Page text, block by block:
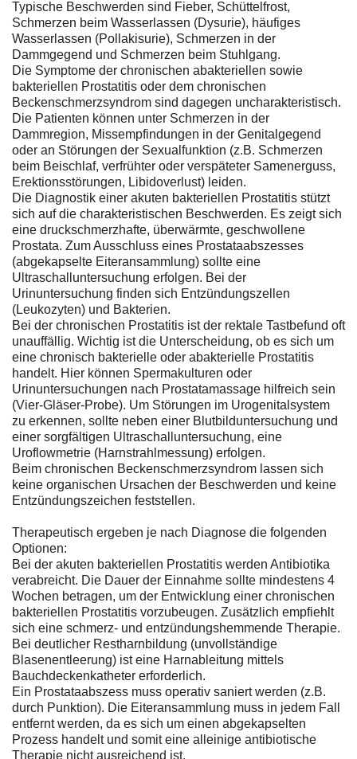
Typische Beschwerden sind Fieber, Schüttelfrost,
Schmerzen beim Wasserlassen (Dysurie), häufiges
Wasserlassen (Pollakisurie), Schmerzen in der
Dammgegend und Schmerzen beim Stuhlgang.
Die Symptome der chronischen abakteriellen sowie
bakteriellen Prostatitis oder dem chronischen
Beckenschmerzsyndrom sind dagegen uncharakteristisch.
Die Patienten können unter Schmerzen in der
Dammregion, Missempfindungen in der Genitalgegend
oder an Störungen der Sexualfunktion (z.B. Schmerzen
beim Beischlaf, verfrühter oder verspäteter Samenerguss,
Erektionsstörungen, Libidoverlust) leiden.
Die Diagnostik einer akuten bakteriellen Prostatitis stützt
sich auf die charakteristischen Beschwerden. Es zeigt sich
eine druckschmerzhafte, überwärmte, geschwollene
Prostata. Zum Ausschluss eines Prostataabszesses
(abgekapselte Eiteransammlung) sollte eine
Ultraschalluntersuchung erfolgen. Bei der
Urinuntersuchung finden sich Entzündungszellen
(Leukozyten) und Bakterien.
Bei der chronischen Prostatitis ist der rektale Tastbefund oft
unauffällig. Wichtig ist die Unterscheidung, ob es sich um
eine chronisch bakterielle oder abakterielle Prostatitis
handelt. Hier können Spermakulturen oder
Urinuntersuchungen nach Prostatamassage hilfreich sein
(Vier-Gläser-Probe). Um Störungen im Urogenitalsystem
zu erkennen, sollte neben einer Blutbilduntersuchung und
einer sorgfältigen Ultraschalluntersuchung, eine
Uroflowmetrie (Harnstrahlmessung) erfolgen.
Beim chronischen Beckenschmerzsyndrom lassen sich
keine organischen Ursachen der Beschwerden und keine
Entzündungszeichen feststellen.
Therapeutisch ergeben je nach Diagnose die folgenden
Optionen:
Bei der akuten bakteriellen Prostatitis werden Antibiotika
verabreicht. Die Dauer der Einnahme sollte mindestens 4
Wochen betragen, um der Entwicklung einer chronischen
bakteriellen Prostatitis vorzubeugen. Zusätzlich empfiehlt
sich eine schmerz- und entzündungshemmende Therapie.
Bei deutlicher Restharnbildung (unvollständige
Blasenentleerung) ist eine Harnableitung mittels
Bauchdeckenkatheter erforderlich.
Ein Prostataabszess muss operativ saniert werden (z.B.
durch Punktion). Die Eiteransammlung muss in jedem Fall
entfernt werden, da es sich um einen abgekapselten
Prozess handelt und somit eine alleinige antibiotische
Therapie nicht ausreichend ist.